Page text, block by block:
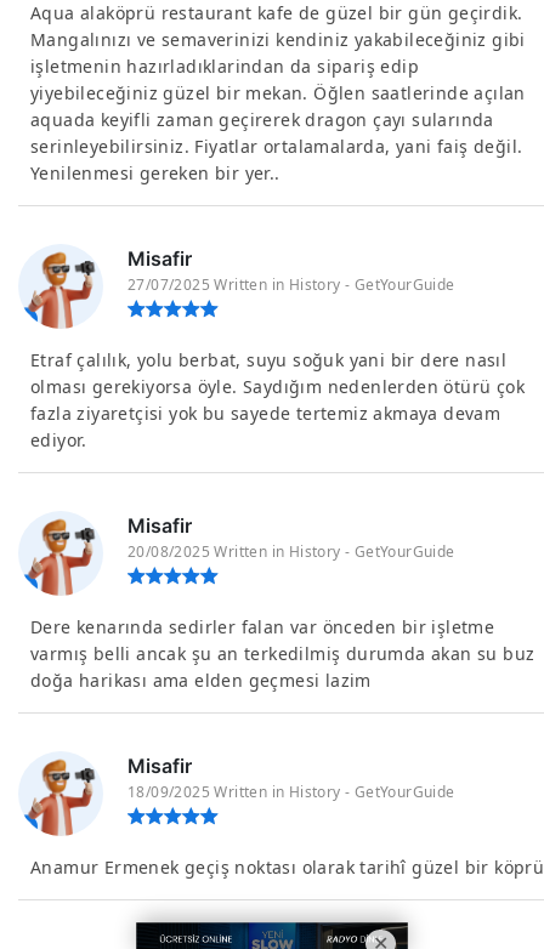
Aqua alaköprü restaurant kafe de güzel bir gün geçirdik.
Mangalınızı ve semaverinizi kendiniz yakabileceğiniz gibi
işletmenin hazırladıklarindan da sipariş edip
yiyebileceğiniz güzel bir mekan. Öğlen saatlerinde açılan
aquada keyifli zaman geçirerek dragon çayı sularında
serinleyebilirsiniz. Fiyatlar ortalamalarda, yani faiş değil.
Yenilenmesi gereken bir yer..
Misafir
27/07/2025 Written in History - GetYourGuide
Etraf çalılık, yolu berbat, suyu soğuk yani bir dere nasıl
olması gerekiyorsa öyle. Saydığım nedenlerden ötürü çok
fazla ziyaretçisi yok bu sayede tertemiz akmaya devam
ediyor.
Misafir
20/08/2025 Written in History - GetYourGuide
Dere kenarında sedirler falan var önceden bir işletme
varmış belli ancak şu an terkedilmiş durumda akan su buz
doğa harikası ama elden geçmesi lazim
Misafir
18/09/2025 Written in History - GetYourGuide
Anamur Ermenek geçiş noktası olarak tarihî güzel bir